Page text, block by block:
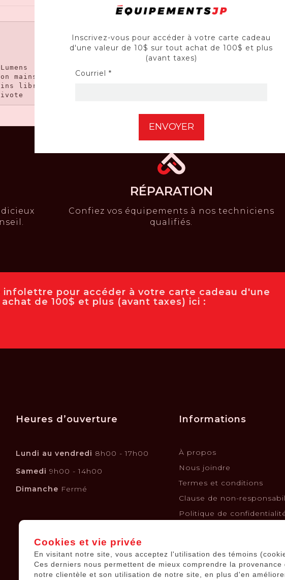
libres dans plusieurs emplacements
libres dans plusieurs emplacements
RÉPARATION
Confiez vos équipements à nos techniciens
qualifiés.
Inscrivez-vous pour accéder à votre carte cadeau
d'une valeur de 10$ sur tout achat de 100$ et plus
(avant taxes)
Courriel *
infolettre pour accéder à votre carte cadeau d'une
de 100$ et plus (avant taxes) ici :
Heures d’ouverture
Lundi au vendredi 8h00 - 17h00
Samedi 9h00 - 14h00
Dimanche Fermé
Informations
À propos
Nous joindre
Termes et conditions
Clause de non-
Politique de
Kits solaires
Batteries de voiture
Cookies et vie privée
En visitant notre site, vous acceptez l'utilisation des témoins
Ces derniers nous permettent de mieux comprendre la provenance
notre clientèle et son utilisation de notre site, en plus d'en